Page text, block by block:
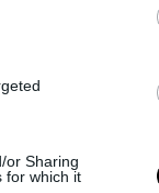
or Sharing
for which it
ποσοστό
φτάνει τα 285